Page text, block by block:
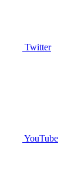
Twitter
YouTube